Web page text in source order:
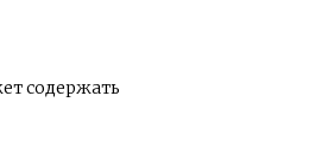
содержать